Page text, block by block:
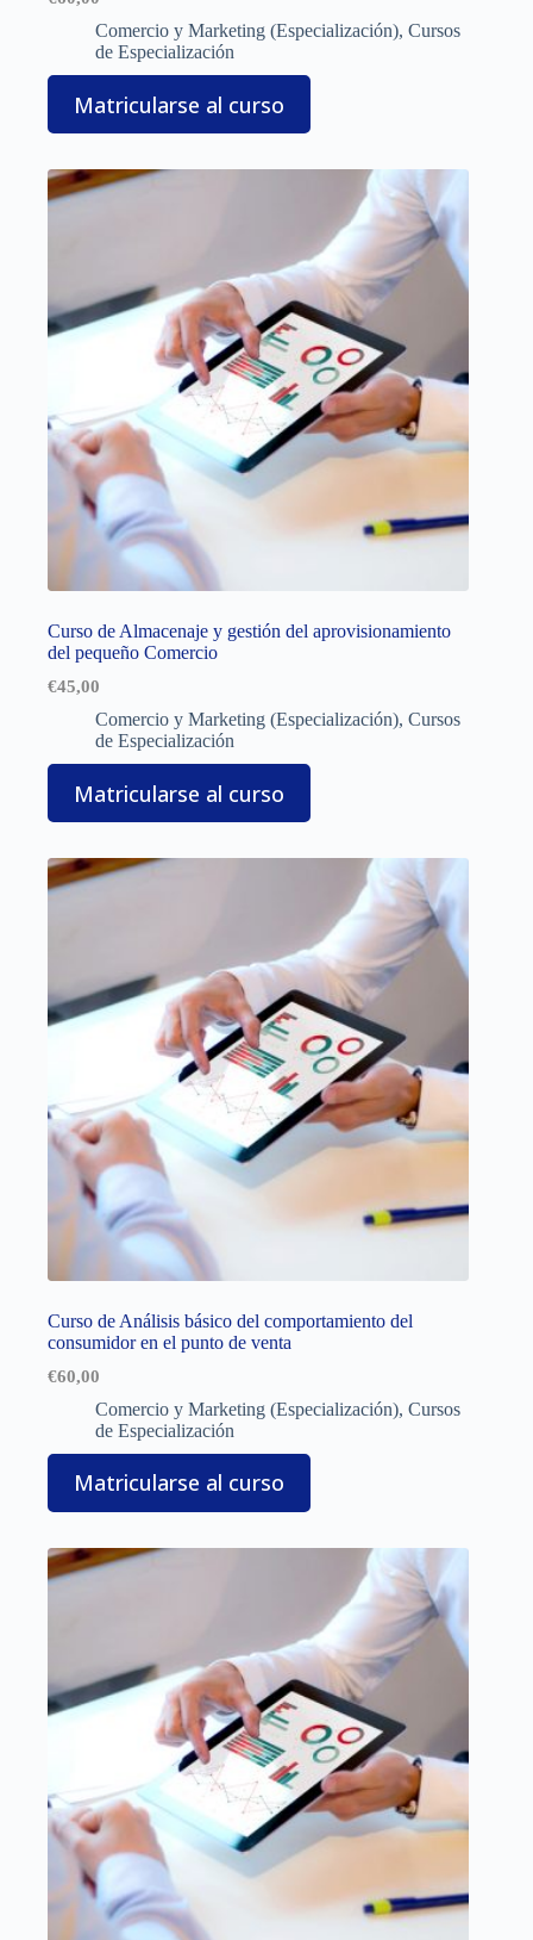
Comercio y Marketing (Especialización), Cursos
de Especialización
Matricularse al curso
Curso de Almacenaje y gestión del aprovisionamiento
del pequeño Comercio
€45,00
Comercio y Marketing (Especialización), Cursos
de Especialización
Matricularse al curso
Curso de Análisis básico del comportamiento del
consumidor en el punto de venta
€60,00
Comercio y Marketing (Especialización), Cursos
de Especialización
Matricularse al curso